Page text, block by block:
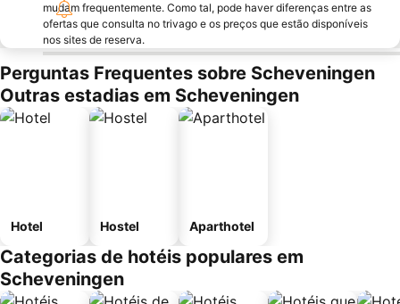
mudam frequentemente. Como tal, pode haver diferenças entre as
ofertas que consulta no trivago e os preços que estão disponíveis
nos sites de reserva.
Perguntas Frequentes sobre Scheveningen
Outras estadias em Scheveningen
Hotel Hostel Aparthotel
Categorias de hotéis populares em
Scheveningen